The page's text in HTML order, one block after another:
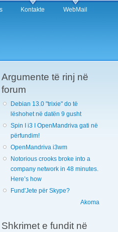
Kontakte WebMail
Argumente të rinj në
forum
Debian 13.0 "trixie" do të
lëshohet në datën 9 gusht
Spin I i3 I OpenMandriva gati në
përfundim!
OpenMandriva i3wm
Notorious crooks broke into a
company network in 48 minutes.
Here’s how
Fund'Jete për Skype?
Akoma
Shkrimet e fundit në